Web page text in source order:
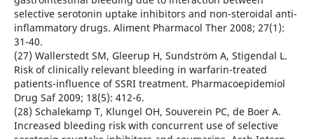
selective serotonin uptake inhibitors and non-steroidal anti-
inflammatory drugs. Aliment Pharmacol Ther 2008; 27(1):
31-40.
(27) Wallerstedt SM, Gleerup H, Sundström A, Stigendal L.
Risk of clinically relevant bleeding in warfarin-treated
patients-influence of SSRI treatment. Pharmacoepidemiol
Drug Saf 2009; 18(5): 412-6.
(28) Schalekamp T, Klungel OH, Souverein PC, de Boer A.
Increased bleeding risk with concurrent use of selective